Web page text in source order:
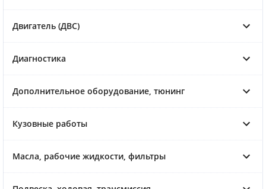
Двигатель (ДВС)
Диагностика
Дополнительное оборудование, тюнинг
Кузовные работы
Масла, рабочие жидкости, фильтры